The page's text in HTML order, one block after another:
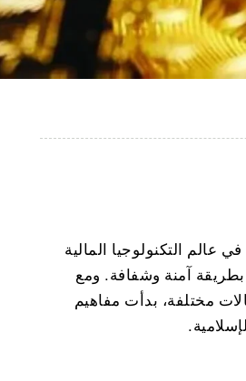
عالم التكنولوجيا المالية
بطريقة آمنة وشفافة. ومع
مختلفة، بدأت مفاهيم